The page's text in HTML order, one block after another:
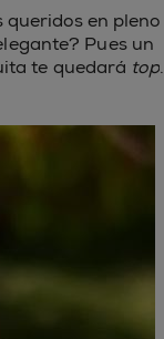
queridos en pleno
Pues un
te quedará top.